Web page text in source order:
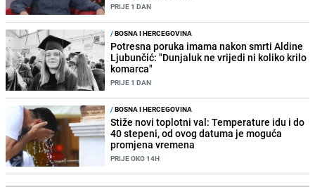
PRIJE 1 DAN
/BOSNA I HERCEGOVINA
Potresna poruka imama nakon smrti Aldine
Ljubunčić: "Dunjaluk ne vrijedi ni koliko krilo
komarca"
PRIJE 1 DAN
/BOSNA I HERCEGOVINA
Stiže novi toplotni val: Temperature idu i do
40 stepeni, od ovog datuma je moguća
promjena vremena
PRIJE OKO 14H